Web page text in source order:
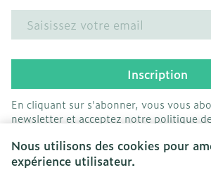
Nous utilisons des cookies pour
expérience utilisateur.
Adresse mail
Inscription
En cliquant sur s'abonner, vous vous
newsletter et acceptez notre politique